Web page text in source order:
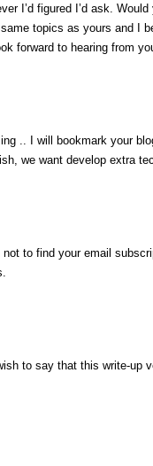
I’d figured I’d ask.
topics as yours and I
forward to hearing from
.. I will bookmark your
we want develop extra
to find your email
to say that this write-